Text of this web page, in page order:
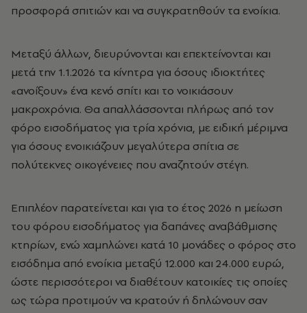
προσφορά σπιτιών και να συγκρατηθούν τα ενοίκια.
Μεταξύ άλλων, διευρύνονται και επεκτείνονται και
μετά την 1.1.2026 τα κίνητρα για όσους ιδιοκτήτες
«ανοίξουν» ένα κενό σπίτι και το νοικιάσουν
μακροχρόνια. Θα απαλλάσσονται πλήρως από τον
φόρο εισοδήματος για τρία χρόνια, με ειδική μέριμνα
για όσους ενοικιάζουν μεγαλύτερα σπίτια σε
πολύτεκνες οικογένειες που αναζητούν στέγη.
Επιπλέον παρατείνεται και για το έτος 2026 η μείωση
του φόρου εισοδήματος για δαπάνες αναβάθμισης
κτηρίων, ενώ χαμηλώνει κατά 10 μονάδες ο φόρος στο
εισόδημα από ενοίκια μεταξύ 12.000 και 24.000 ευρώ,
ώστε περισσότεροι να διαθέτουν κατοικίες τις οποίες
ως τώρα προτιμούν να κρατούν ή δηλώνουν σαν